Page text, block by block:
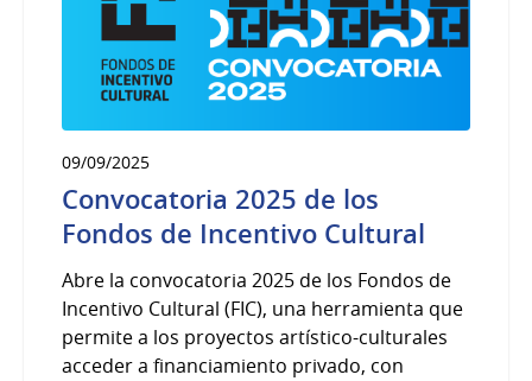
09/09/2025
Convocatoria 2025 de los
Fondos de Incentivo Cultural
Abre la convocatoria 2025 de los Fondos de
Incentivo Cultural (FIC), una herramienta que
permite a los proyectos artístico-culturales
acceder a financiamiento privado, con